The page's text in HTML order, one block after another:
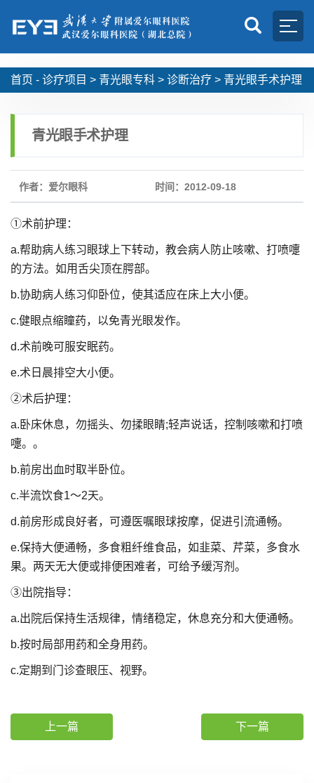
首页 - 诊疗项目 > 青光眼专科 > 诊断治疗 > 青光眼手术护理
青光眼手术护理
作者：爱尔眼科 时间：2012-09-18
①术前护理：
a.帮助病人练习眼球上下转动，教会病人防止咳嗽、打喷嚏
的方法。如用舌尖顶在腭部。
b.协助病人练习仰卧位，使其适应在床上大小便。
c.健眼点缩瞳药，以免青光眼发作。
d.术前晚可服安眠药。
e.术日晨排空大小便。
②术后护理：
a.卧床休息，勿摇头、勿揉眼睛;轻声说话，控制咳嗽和打喷
嚏。。
b.前房出血时取半卧位。
c.半流饮食1～2天。
d.前房形成良好者，可遵医嘱眼球按摩，促进引流通畅。
e.保持大便通畅，多食粗纤维食品，如韭菜、芹菜，多食水
果。两天无大便或排便困难者，可给予缓泻剂。
③出院指导：
a.出院后保持生活规律，情绪稳定，休息充分和大便通畅。
b.按时局部用药和全身用药。
c.定期到门诊查眼压、视野。
上一篇 下一篇